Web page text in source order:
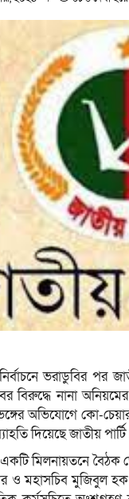
ভরাডুবির পর
বিরুদ্ধে নানা
অভিযোগে কো-
দিয়েছে জাতীয়
একটি মিলনায়তনে
ও মহাসচিব মুজিবুল হক